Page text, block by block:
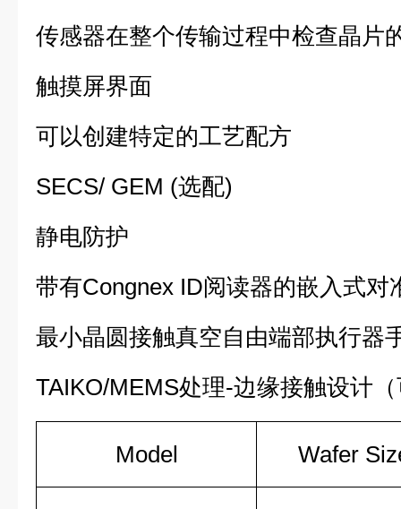
传感器在整个传输过程中检查晶片
触摸屏界面
可以创建特定的工艺配方
SECS/ GEM (选配)
静电防护
带有Congnex ID阅读器的嵌入式对
最小晶圆接触真空自由端部执行器
TAIKO/MEMS处理-边缘接触设计
Model Wafer